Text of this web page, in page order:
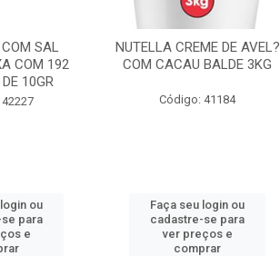
SAL
COM 192
10GR
ou
para
e
NUTELLA CREME DE AVEL?
COM CACAU BALDE 3KG
Código: 41184
Faça seu login ou
cadastre-se para
ver preços e
comprar